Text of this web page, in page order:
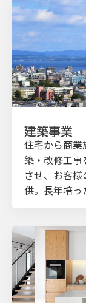
基盤づくりに
建築事業
住宅から商業
築・改修工事
させ、お客
供。長年培っ
お約束します。